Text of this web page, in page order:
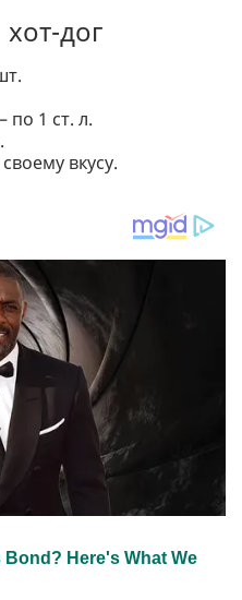
дог
по 1 ст. л.
вкусу.